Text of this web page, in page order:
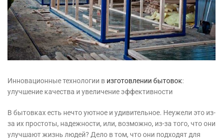
Инновационные технологии в изготовлении бытовок:
улучшение качества и увеличение эффективности
В бытовках есть нечто уютное и удивительное. Неужели это из-
за их простоты, надежности, или, возможно, из-за того, что они
улучшают жизнь людей? Дело в том, что они подходят для